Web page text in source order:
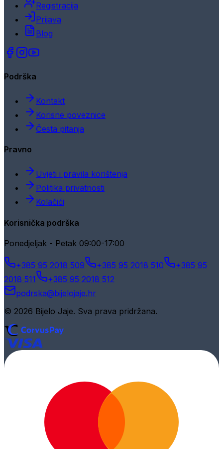
Registracija
Prijava
Blog
Podrška
Kontakt
Korisne poveznice
Česta pitanja
Pravno
Uvjeti i pravila korištenja
Politika privatnosti
Kolačići
Korisnička podrška
Ponedjeljak - Petak 09:00-17:00
+385 95 2018 509 +385 95 2018 510
+385 95
2018 511
+385 95 2018 512
podrska@bijelojaje.hr
© 2026 Bijelo Jaje. Sva prava pridržana.